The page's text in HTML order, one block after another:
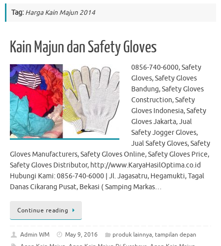
Tag: Harga Kain Majun 2014
Kain Majun dan Safety Gloves
0856-740-6000, Safety
Gloves, Safety Gloves
Bandung, Safety Gloves
Construction, Safety
Gloves Indonesia, Safety
Gloves Jakarta, Jual
Safety Jogger Gloves,
Jual Safety Gloves, Safety
Gloves Manufacturers, Safety Gloves Online, Safety Gloves Price,
Safety Gloves Distributor, http://www.KaryaHasilOptima.co.id
Hubungi Kami: 0856-740-6000 | Jl. Jagasatru, Hegamukti, Tagal
Danas Cikarang Pusat, Bekasi ( Samping Markas…
Continue reading
Admin WM May 9, 2016 produk lainnya, tampilan depan